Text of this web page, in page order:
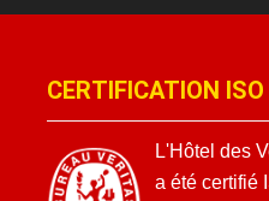
CERTIFICATION
L'Hôtel des
a été certifié